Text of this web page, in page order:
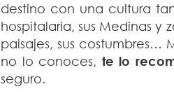
destino con una cultura
hospitalaria, sus Medinas y
paisajes, sus costumbres…
no lo conoces, te lo
seguro.